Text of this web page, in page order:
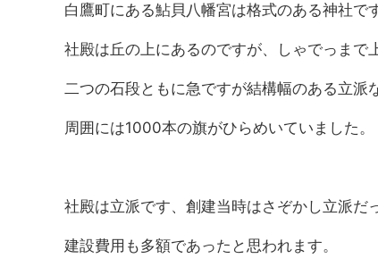
白鷹町にある鮎貝八幡宮は格式のある神社です
社殿は丘の上にあるのですが、しゃでっまで
二つの石段ともに急ですが結構幅のある立派
周囲には1000本の旗がひらめいていました。
社殿は立派です、創建当時はさぞかし立派だ
建設費用も多額であったと思われます。